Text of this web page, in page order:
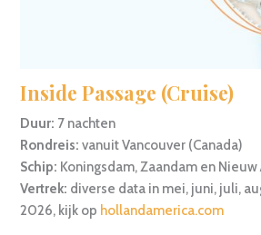
Inside Passage (Cruise)
Duur: 7 nachten
Rondreis: vanuit Vancouver (Canada)
Schip: Koningsdam, Zaandam en
Vertrek: diverse data in mei, juni, juli,
2026, kijk op hollandamerica.com